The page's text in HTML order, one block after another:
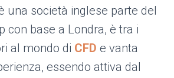
una società inglese parte del
con base a Londra, è tra i
al mondo di CFD e vanta
essendo attiva dal